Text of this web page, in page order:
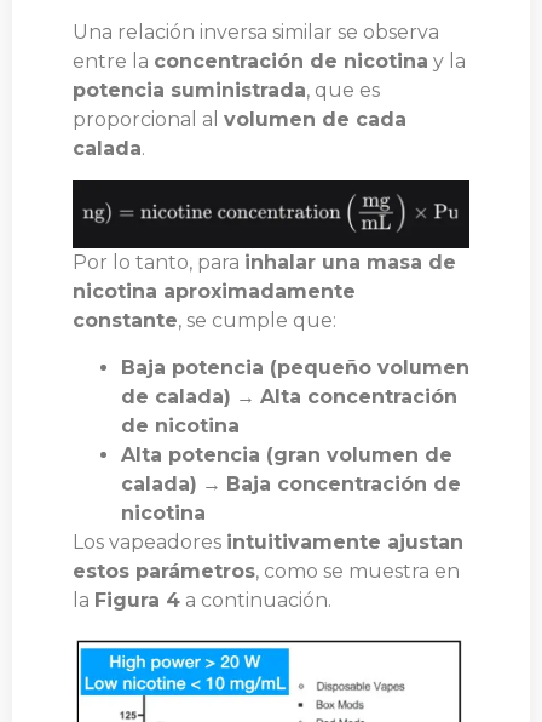
Una relación inversa similar se observa
entre la concentración de nicotina y la
potencia suministrada, que es
proporcional al volumen de cada
calada.
Por lo tanto, para inhalar una masa de
nicotina aproximadamente
constante, se cumple que:
Baja potencia (pequeño volumen
de calada) → Alta concentración
de nicotina
Alta potencia (gran volumen de
calada) → Baja concentración de
nicotina
Los vapeadores intuitivamente ajustan
estos parámetros, como se muestra en
la Figura 4 a continuación.